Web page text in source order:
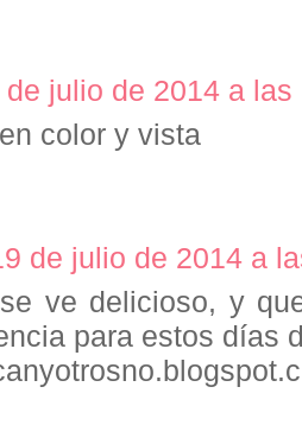
de julio de 2014 a las
color y vista
de julio de 2014 a
ve delicioso, y
para estos días